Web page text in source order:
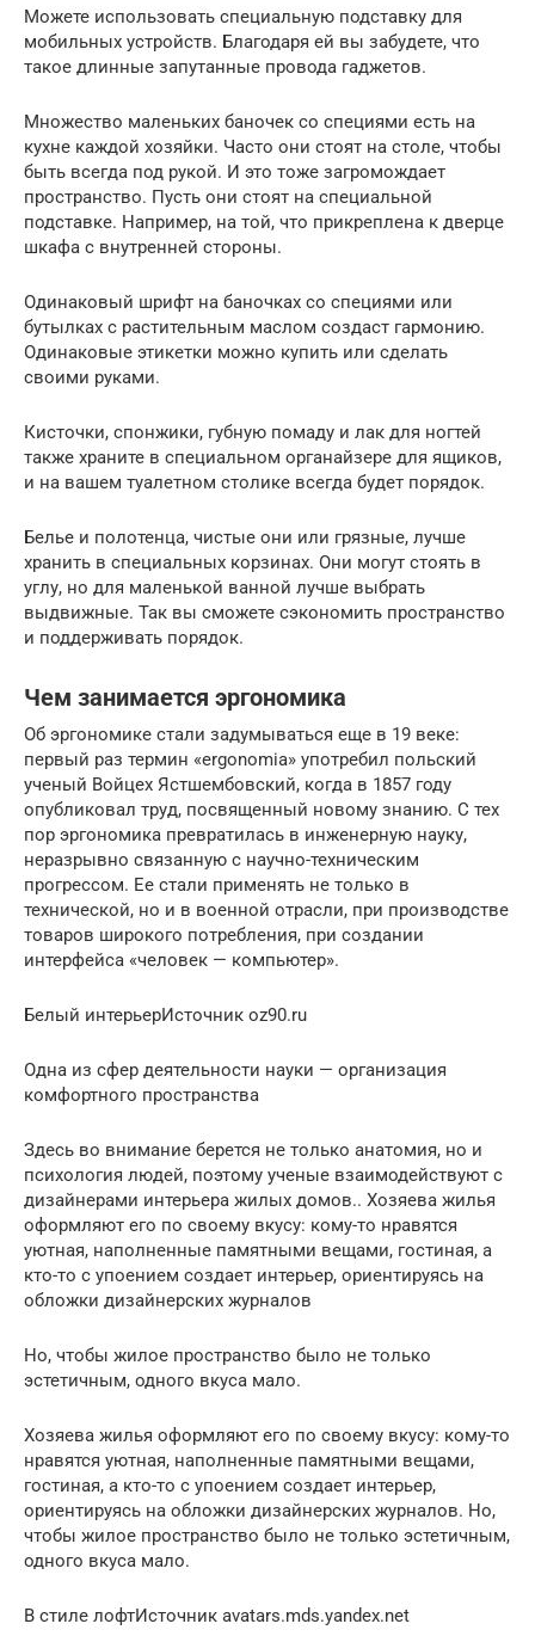
Можете использовать специальную подставку для
мобильных устройств. Благодаря ей вы забудете, что
такое длинные запутанные провода гаджетов.
Множество маленьких баночек со специями есть на
кухне каждой хозяйки. Часто они стоят на столе, чтобы
быть всегда под рукой. И это тоже загромождает
пространство. Пусть они стоят на специальной
подставке. Например, на той, что прикреплена к дверце
шкафа с внутренней стороны.
Одинаковый шрифт на баночках со специями или
бутылках с растительным маслом создаст гармонию.
Одинаковые этикетки можно купить или сделать
своими руками.
Кисточки, спонжики, губную помаду и лак для ногтей
также храните в специальном органайзере для ящиков,
и на вашем туалетном столике всегда будет порядок.
Белье и полотенца, чистые они или грязные, лучше
хранить в специальных корзинах. Они могут стоять в
углу, но для маленькой ванной лучше выбрать
выдвижные. Так вы сможете сэкономить пространство
и поддерживать порядок.
Чем занимается эргономика
Об эргономике стали задумываться еще в 19 веке:
первый раз термин «ergonomia» употребил польский
ученый Войцех Ястшембовский, когда в 1857 году
опубликовал труд, посвященный новому знанию. С тех
пор эргономика превратилась в инженерную науку,
неразрывно связанную с научно-техническим
прогрессом. Ее стали применять не только в
технической, но и в военной отрасли, при производстве
товаров широкого потребления, при создании
интерфейса «человек — компьютер».
Белый интерьерИсточник oz90.ru
Одна из сфер деятельности науки — организация
комфортного пространства
Здесь во внимание берется не только анатомия, но и
психология людей, поэтому ученые взаимодействуют с
дизайнерами интерьера жилых домов.. Хозяева жилья
оформляют его по своему вкусу: кому-то нравятся
уютная, наполненные памятными вещами, гостиная, а
кто-то с упоением создает интерьер, ориентируясь на
обложки дизайнерских журналов
Но, чтобы жилое пространство было не только
эстетичным, одного вкуса мало.
Хозяева жилья оформляют его по своему вкусу: кому-то
нравятся уютная, наполненные памятными вещами,
гостиная, а кто-то с упоением создает интерьер,
ориентируясь на обложки дизайнерских журналов. Но,
чтобы жилое пространство было не только эстетичным,
одного вкуса мало.
В стиле лофтИсточник avatars.mds.yandex.net